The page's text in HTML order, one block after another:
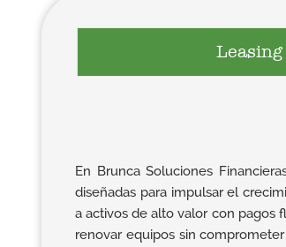
Leasing
En Brunca Soluciones
diseñadas para impulsar el
a activos de alto valor con pagos
renovar equipos sin